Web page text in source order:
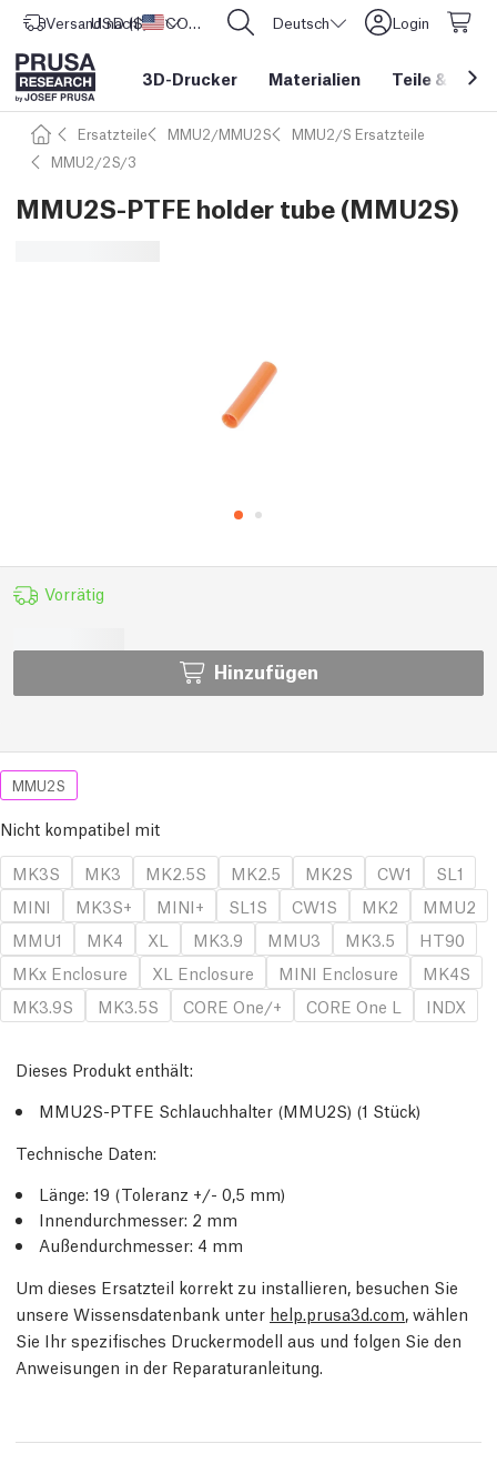
Versand nach Vereinigte Staaten
USD ($) CORE One L: Jetzt auf Lager! Deutsch Login
3D-Drucker Materialien Teile &
Ersatzteile MMU2/MMU2S
MMU2/S Ersatzteile
MMU2/2S/3
MMU2S-PTFE holder tube (MMU2S)
Vorrätig
Hinzufügen
MMU2S
Nicht kompatibel mit
MK3S
MK3 MK2.5S MK2.5 MK2S CW1
SL1
MINI
MK3S+ MINI+ SL1S CW1S MK2
MMU2
MMU1
MK4 XL MK3.9 MMU3 MK3.5
HT90
MKx Enclosure
XL Enclosure MINI Enclosure
MK4S
MK3.9S
MK3.5S CORE One/+ CORE One L INDX
Dieses Produkt enthält:
MMU2S-PTFE Schlauchhalter (MMU2S) (1 Stück)
Technische Daten:
Länge: 19 (Toleranz +/- 0,5 mm)
Innendurchmesser: 2 mm
Außendurchmesser: 4 mm
Um dieses Ersatzteil korrekt zu installieren, besuchen Sie
unsere Wissensdatenbank unter help.prusa3d.com, wählen
Sie Ihr spezifisches Druckermodell aus und folgen Sie den
Anweisungen in der Reparaturanleitung.